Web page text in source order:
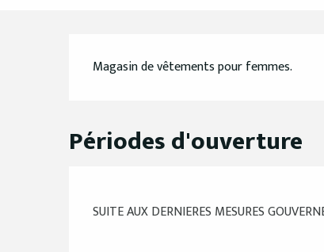
Description
Magasin de vêtements pour femmes.
Périodes d'ouverture
SUITE AUX DERNIERES MESURES